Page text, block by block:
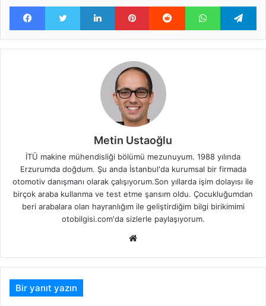
FacebookTwitter LinkedIn Pinterest Reddit WhatsApp
Metin Ustaoğlu
İTÜ makine mühendisliği bölümü mezunuyum. 1988 yılında
Erzurumda doğdum. Şu anda İstanbul'da kurumsal bir firmada
otomotiv danışmanı olarak çalışıyorum.Son yıllarda işim dolayısı ile
birçok araba kullanma ve test etme şansım oldu. Çocukluğumdan
beri arabalara olan hayranlığım ile geliştirdiğim bilgi birikimimi
otobilgisi.com'da sizlerle paylaşıyorum.
Web
Bir yanıt yazın